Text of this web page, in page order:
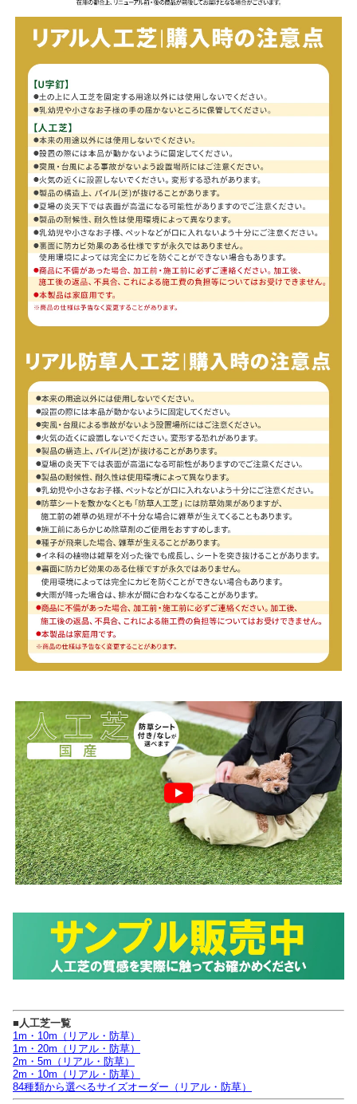
■人工芝一覧
1m・10m（リアル・防草）
1m・20m（リアル・防草）
2m・5m（リアル・防草）
2m・10m（リアル・防草）
84種類から選べるサイズオーダー（リアル・防草）